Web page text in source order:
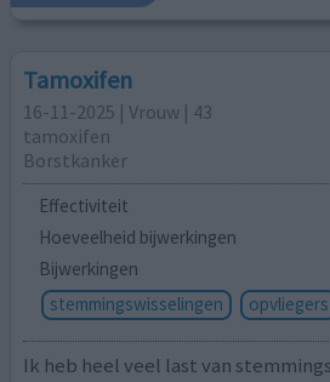
Tamoxifen
16-11-2025 | Vrouw | 43
tamoxifen
Borstkanker
Effectiviteit
Hoeveelheid bijwerkingen
Bijwerkingen
stemmingswisselingen
opvliegers
Ik heb heel veel last van